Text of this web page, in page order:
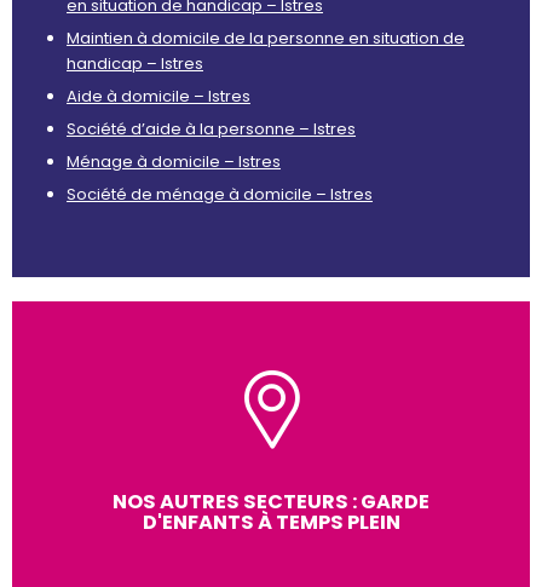
en situation de handicap – Istres
Maintien à domicile de la personne en situation de
handicap – Istres
Aide à domicile – Istres
Société d’aide à la personne – Istres
Ménage à domicile – Istres
Société de ménage à domicile – Istres
NOS AUTRES SECTEURS : GARDE
D'ENFANTS À TEMPS PLEIN